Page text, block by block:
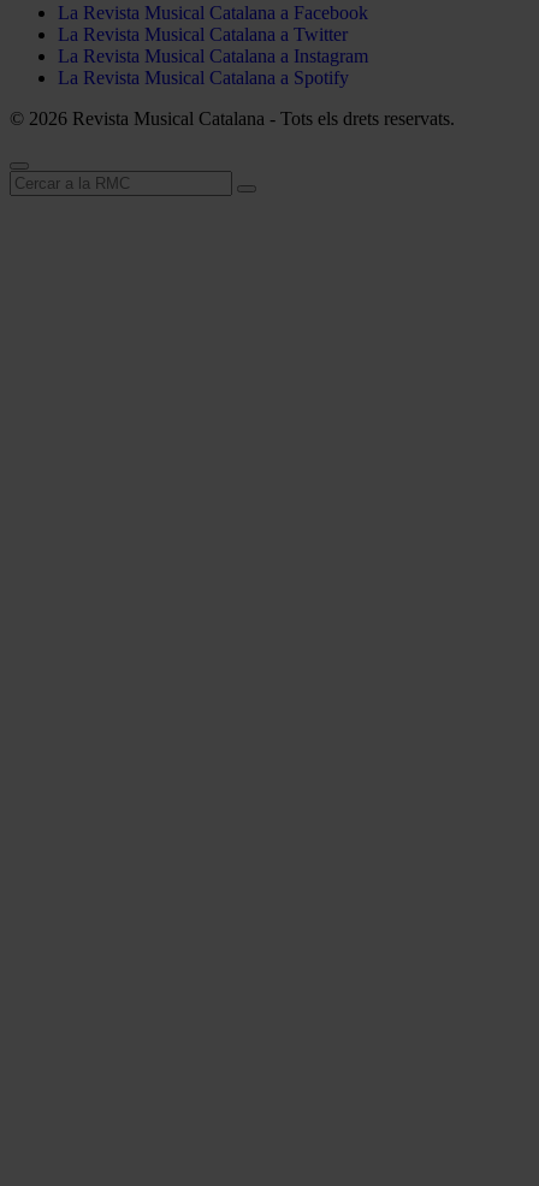
La Revista Musical Catalana a Facebook
La Revista Musical Catalana a Twitter
La Revista Musical Catalana a Instagram
La Revista Musical Catalana a Spotify
© 2026 Revista Musical Catalana - Tots els drets reservats.
Cerca